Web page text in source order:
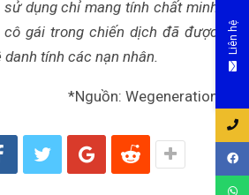
sử dụng chỉ mang tính chất minh
gái trong chiến dịch đã được
tính các nạn nhân.
*Nguồn: Wegeneration
Liên hệ